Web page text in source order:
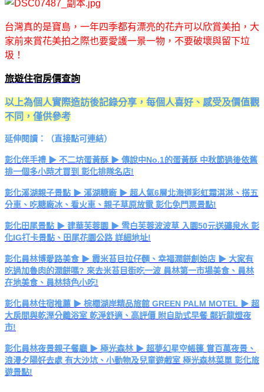
台灣真的是寶島，一年四季都有漂亮的花卉可以欣賞美拍，大
家前來賞花美拍之際也要愛護一景一物，不要破壞與留下垃
圾！
旅遊住宿房價查詢
以上為個人實際造訪後記錄分享，每個人喜好、感受及價值觀
不同，僅供參考
延伸閱讀：（直接點可連結）
彰化伴手禮 ▶ 不二坊蛋黃酥 ▶ 傳說中No.1的蛋黃酥 中秋節過後依舊
排一個多小時才買到 彰化排隊名店!
彰化溪湖親子景點 ▶ 溪湖糖廠 ▶ 超人氣6層北海道彩虹霜淇淋、搭五
分車、吃糖廠冰、看火車、親子草原放電 彰化免門票景點!
彰化田尾景點 ▶ 建華芙蓉園 ▶ 雪白芙蓉波波草 入園50元送礦泉水 彰
化IG打卡景點、田尾花園公路 詳細地址!
彰化員林博愛路美食 ▶ 霞米苔目拉仔麵、幸福潤餅創始店 ▶ 大家有
吃過加魯肉的潤餅嗎? 來去米苔目街吃一波 員林第一市場美食、員林
在地美食、員林特色小吃!
彰化員林住宿推薦 ▶ 棕櫚湖岸精品旅館 GREEN PALM MOTEL ▶ 超
大房間與乾溼分離浴室 乾淨舒適、高評價 附自助式早餐 鄰近龍燈夜
市!
彰化員林夜景親子餐廳 ▶ 極光森林 ▶ 超夢幻星空帳篷 賞百萬夜景、
浪漫夕陽好去處 有大沙坑、小動物及兒童遊戲室 極光森林菜單 彰化旅
遊景點!